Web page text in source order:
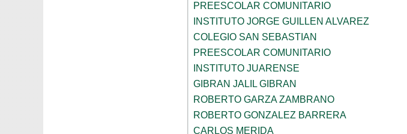
PREESCOLAR COMUNITARIO
INSTITUTO JORGE GUILLEN ALVAREZ
COLEGIO SAN SEBASTIAN
PREESCOLAR COMUNITARIO
INSTITUTO JUARENSE
GIBRAN JALIL GIBRAN
ROBERTO GARZA ZAMBRANO
ROBERTO GONZALEZ BARRERA
CARLOS MERIDA